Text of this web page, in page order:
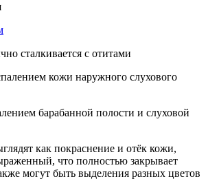
сталкивается с отитами
кожи наружного слухового
барабанной полости и слуховой
как покраснение и отёк кожи,
что полностью закрывает
могут быть выделения разных цветов